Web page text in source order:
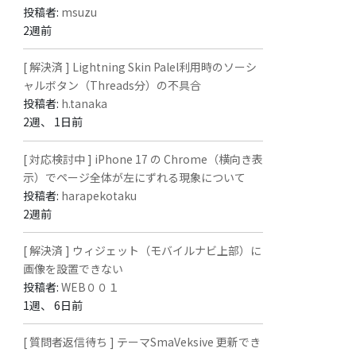
投稿者: msuzu
2週前
[ 解決済 ] Lightning Skin Palel利用時のソーシ
ャルボタン（Threads分）の不具合
投稿者: h.tanaka
2週、 1日前
[ 対応検討中 ] iPhone 17 の Chrome（横向き表
示）でページ全体が左にずれる現象について
投稿者: harapekotaku
2週前
[ 解決済 ] ウィジェット（モバイルナビ上部）に
画像を設置できない
投稿者:WEB００１
1週、 6日前
[ 質問者返信待ち ] テーマSmaVeksive 更新でき